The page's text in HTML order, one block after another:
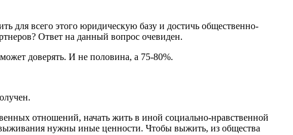
для всего этого юридическую базу и достичь общественно-
Ответ на данный вопрос очевиден.
доверять. И не половина, а 75-80%.
отношений, начать жить в иной социально-нравственной
выживания нужны иные ценности. Чтобы выжить, из общества